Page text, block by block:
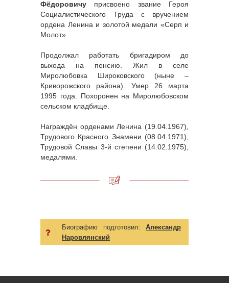
Фёдоровичу присвоено звание Героя
Социалистического Труда с вручением
ордена Ленина и золотой медали «Серп и
Молот».
Продолжал работать бригадиром до
выхода на пенсию. Жил в селе
Миролюбовка Широковского (ныне –
Криворожского района). Умер 26 марта
1995 года. Похоронен на Миролюбовском
сельском кладбище.
Награждён орденами Ленина (19.04.1967),
Трудового Красного Знамени (08.04.1971),
Трудовой Славы 3-й степени (14.02.1975),
медалями.
Биографию подготовил: Александр
Наровлянский